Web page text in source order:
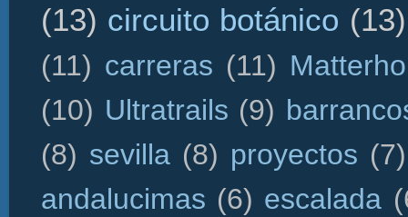
(13) circuito botánico (13)
(11) carreras (11)
(10) Ultratrails (9)
(8) sevilla (8) proyectos (7)
andalucimas (6) escalada